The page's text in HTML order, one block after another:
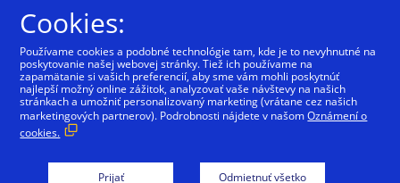
Platby kartou môžu
prispieť k
Cookies:
Používame cookies a podobné technológie tam, kde je to nevyhnutné na
poskytovanie našej webovej stránky. Tiež ich používame na
zapamätanie si vašich preferencií, aby sme vám mohli poskytnúť
najlepší možný online zážitok, analyzovať vaše návštevy na našich
stránkach a umožniť personalizovaný marketing (vrátane cez našich
marketingových partnerov). Podrobnosti nájdete v našomOznámení o
cookies.
Prijať Odmietnuť všetko